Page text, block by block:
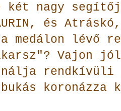
két nagy
és
medálon lévő
Vajon jól
rendkívüli
koronázza